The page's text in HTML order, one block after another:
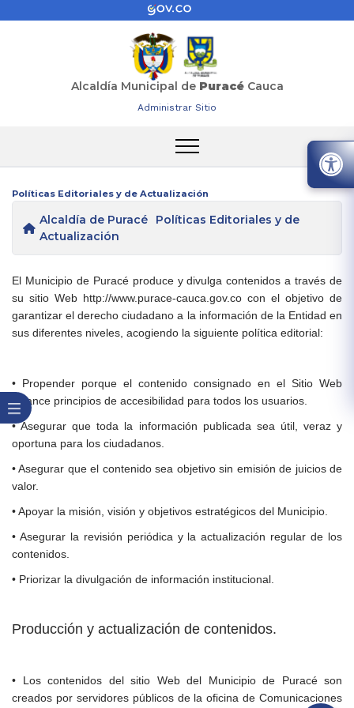
Alcaldía Municipal de Puracé Cauca
Administrar Sitio
Políticas Editoriales y de Actualización
Alcaldía de Puracé
Políticas Editoriales y de
Actualización
El Municipio de Puracé produce y divulga contenidos a través de
su sitio Web http://www.purace-cauca.gov.co con el objetivo de
garantizar el derecho ciudadano a la información de la Entidad en
sus diferentes niveles, acogiendo la siguiente política editorial:
• Propender porque el contenido consignado en el Sitio Web
alcance principios de accesibilidad para todos los usuarios.
• Asegurar que toda la información publicada sea útil, veraz y
oportuna para los ciudadanos.
• Asegurar que el contenido sea objetivo sin emisión de juicios de
valor.
• Apoyar la misión, visión y objetivos estratégicos del Municipio.
• Asegurar la revisión periódica y la actualización regular de los
contenidos.
• Priorizar la divulgación de información institucional.
Producción y actualización de contenidos.
• Los contenidos del sitio Web del Municipio de Puracé son
creados por servidores públicos de la oficina de Comunicaciones